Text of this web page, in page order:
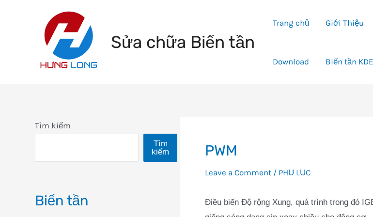
Sửa chữa Biến tần
Trang chủ Giới Thiệu
Download Biến tần KDE
Tìm kiếm
Tìm
kiếm
Biến tần
PWM
Leave a Comment / PHỤ LỤC
Điều biến Độ rộng Xung, quá trình trong đó